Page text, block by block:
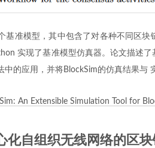
基准模型，其中包含了对各种不同区
实现了基准模型仿真器。论文描述
中的应用，并将BlockSim的仿真结果与
An Extensible Simulation Tool for
化自组织无线网络的区